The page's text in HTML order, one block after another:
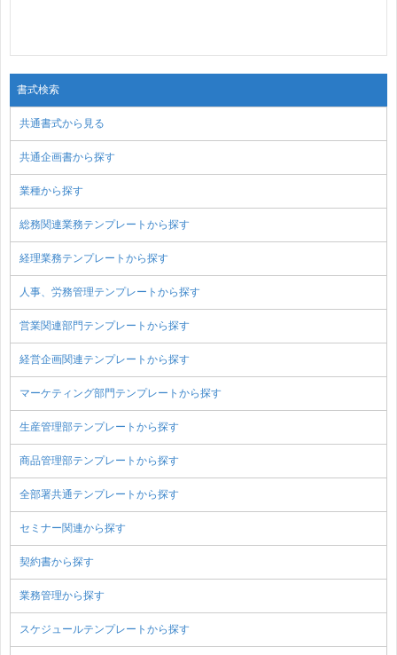
書式検索
共通書式から見る
共通企画書から探す
業種から探す
総務関連業務テンプレートから探す
経理業務テンプレートから探す
人事、労務管理テンプレートから探す
営業関連部門テンプレートから探す
経営企画関連テンプレートから探す
マーケティング部門テンプレートから探す
生産管理部テンプレートから探す
商品管理部テンプレートから探す
全部署共通テンプレートから探す
セミナー関連から探す
契約書から探す
業務管理から探す
スケジュールテンプレートから探す